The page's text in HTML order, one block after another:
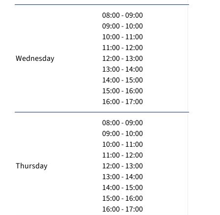
Wednesday
08:00 - 09:00
09:00 - 10:00
10:00 - 11:00
11:00 - 12:00
12:00 - 13:00
13:00 - 14:00
14:00 - 15:00
15:00 - 16:00
16:00 - 17:00
Thursday
08:00 - 09:00
09:00 - 10:00
10:00 - 11:00
11:00 - 12:00
12:00 - 13:00
13:00 - 14:00
14:00 - 15:00
15:00 - 16:00
16:00 - 17:00